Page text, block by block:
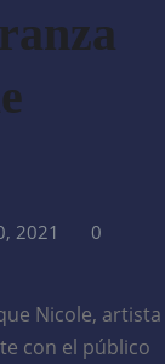
2021 0
Nicole, artista
con el público